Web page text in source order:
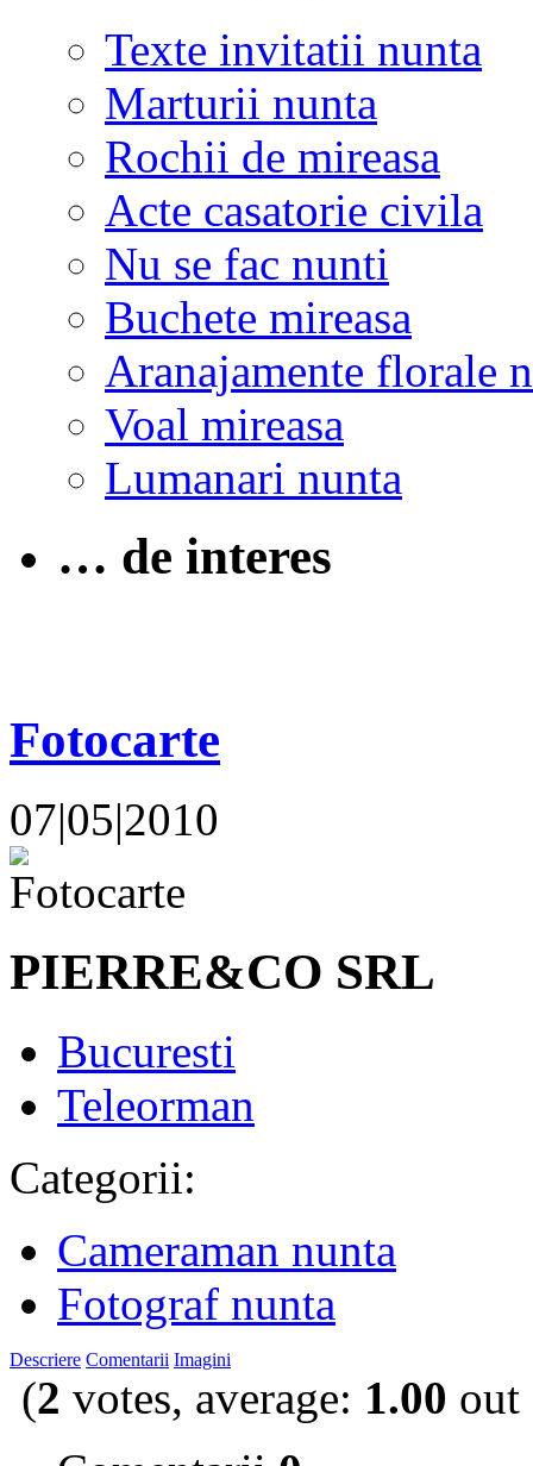
Texte invitatii nunta
Marturii nunta
Rochii de mireasa
Acte casatorie civila
Nu se fac nunti
Buchete mireasa
Aranajamente florale
Voal mireasa
Lumanari nunta
… de interes
Fotocarte
07|05|2010
PIERRE&CO SRL
Bucuresti
Teleorman
Categorii:
Cameraman nunta
Fotograf nunta
Descriere Comentarii Imagini
(2 votes, average: 1.00 out